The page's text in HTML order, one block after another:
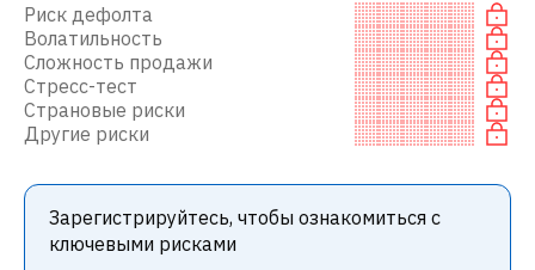
Риск дефолта
Волатильность
Сложность продажи
Стресс-тест
Страновые риски
Другие риски
Зарегистрируйтесь, чтобы ознакомиться с
ключевыми рисками